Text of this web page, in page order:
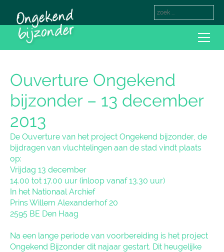
Ouverture Ongekend
bijzonder – 13 december
2013
De Ouverture van het project Ongekend bijzonder, de
bijdragen van vluchtelingen aan de stad vindt plaats
op:
Vrijdag 13 december
14.00 tot 17.00 uur (inloop vanaf 13.30 uur)
In het Nationaal Archief
Prins Willem Alexanderhof 20
2595 BE Den Haag
Na een lange periode van voorbereiding is het project
Ongekend Bijzonder dit najaar gestart. Dit heugelijke